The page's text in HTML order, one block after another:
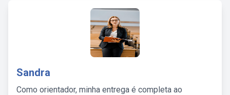
Sandra
Como orientador, minha entrega é completa ao